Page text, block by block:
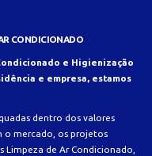
CONDICIONADO
e Higienização
e empresa, estamos
dentro dos valores
o mercado, os projetos
Limpeza de Ar Condicionado,